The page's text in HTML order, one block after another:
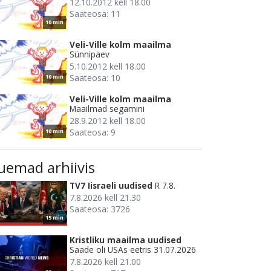
10 min
Saateosa: 11
10 min
Veli-Ville kolm maailma
Sünnipäev
5.10.2012 kell 18.00
Saateosa: 10
10 min
Veli-Ville kolm maailma
Maailmad segamini
28.9.2012 kell 18.00
Saateosa: 9
arhiivis
15 min
TV7 Iisraeli uudised R 7.8.
7.8.2026 kell 21.30
Saateosa: 3726
Kristliku maailma uudised
Saade oli USAs eetris 31.07.2026
7.8.2026 kell 21.00